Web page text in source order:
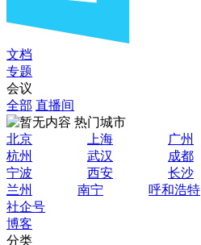
文档
专题
会议
全部 直播间
热门城市
北京
上海 广州
杭州
武汉 成都
宁波
西安 长沙
兰州
南宁 呼和浩特
社企号
博客
分类